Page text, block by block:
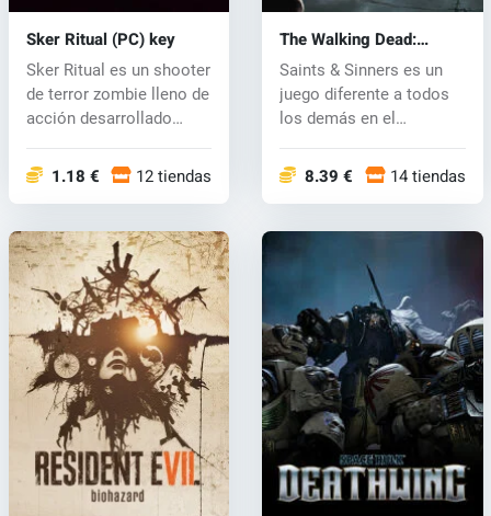
Sker Ritual (PC) key
Sker Ritual es un shooter
de terror zombie lleno de
acción desarrollado
1.18 € 12 tiendas
The Walking Dead:
Saints & Sinners (PC)
key
Saints & Sinners es un
juego diferente a todos
los demás en el
8.39 € 14 tiendas